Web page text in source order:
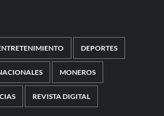
DEPORTES
MONEROS
REVISTA DIGITAL